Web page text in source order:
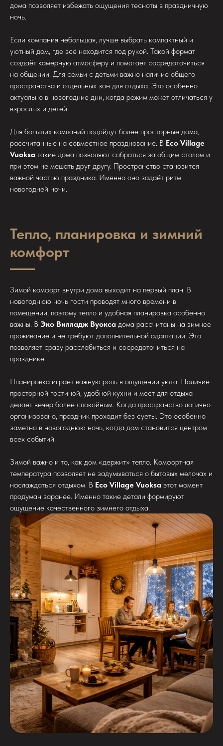
дома позволяет избежать ощущения тесноты в праздничную
ночь.
Если компания небольшая, лучше выбрать компактный и
уютный дом, где всё находится под рукой. Такой формат
создаёт камерную атмосферу и помогает сосредоточиться
на общении. Для семьи с детьми важно наличие общего
пространства и отдельных зон для отдыха. Это особенно
актуально в новогодние дни, когда режим может отличаться у
взрослых и детей.
Для больших компаний подойдут более просторные дома,
рассчитанные на совместное празднование. В Eco Village
Vuoksa такие дома позволяют собраться за общим столом и
при этом не мешать друг другу. Пространство становится
важной частью праздника. Именно оно задаёт ритм
новогодней ночи.
Тепло, планировка и зимний
комфорт
Зимой комфорт внутри дома выходит на первый план. В
новогоднюю ночь гости проводят много времени в
помещении, поэтому тепло и удобная планировка особенно
важны. В Эко Вилладж Вуокса дома рассчитаны на зимнее
проживание и не требуют дополнительной адаптации. Это
позволяет сразу расслабиться и сосредоточиться на
празднике.
Планировка играет важную роль в ощущении уюта. Наличие
просторной гостиной, удобной кухни и мест для отдыха
делает вечер более спокойным. Когда пространство логично
организовано, праздник проходит без суеты. Это особенно
заметно в новогоднюю ночь, когда дом становится центром
всех событий.
Зимой важно и то, как дом «держит» тепло. Комфортная
температура позволяет не задумываться о бытовых мелочах и
наслаждаться отдыхом. В Eco Village Vuoksa этот момент
продуман заранее. Именно такие детали формируют
ощущение качественного зимнего отдыха.